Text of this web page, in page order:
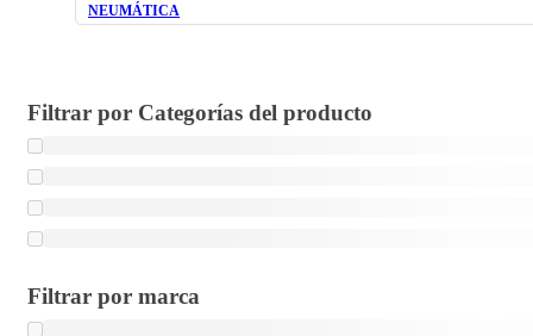
NEUMÁTICA
Filtrar por Categorías del producto
Filtrar por marca